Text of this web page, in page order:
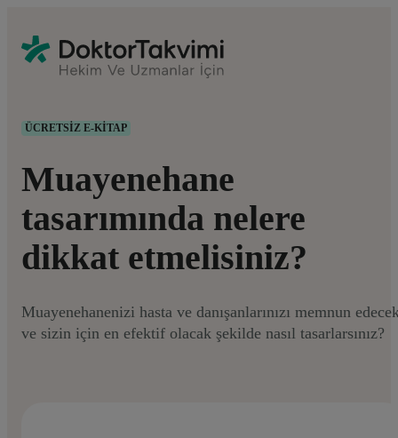
ÜCRETSIZ E-KITAP
Muayenehane
tasarımında nelere
dikkat etmelisiniz?
Muayenehanenizi hasta ve danışanlarınızı memnun
ve sizin için en efektif olacak şekilde nasıl tasarlarsınız?